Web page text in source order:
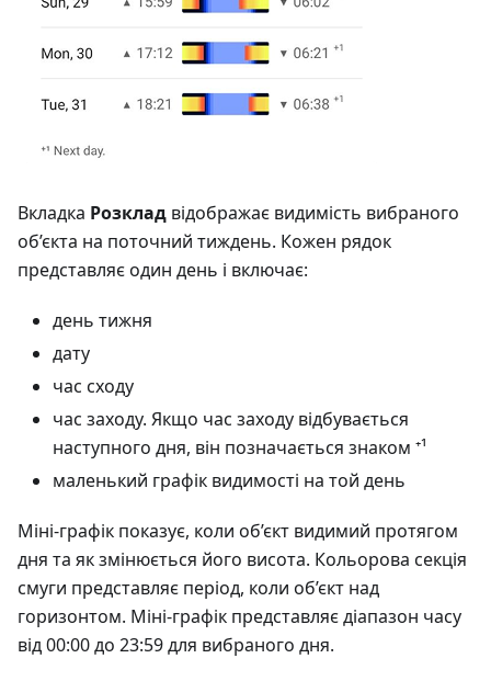
Вкладка Розклад відображає видимість вибраного
об’єкта на поточний тиждень. Кожен рядок
представляє один день і включає:
день тижня
дату
час сходу
час заходу. Якщо час заходу відбувається
наступного дня, він позначається знаком ⁺¹
маленький графік видимості на той день
Міні-графік показує, коли об’єкт видимий протягом
дня та як змінюється його висота. Кольорова секція
смуги представляє період, коли об’єкт над
горизонтом. Міні-графік представляє діапазон часу
від 00:00 до 23:59 для вибраного дня.